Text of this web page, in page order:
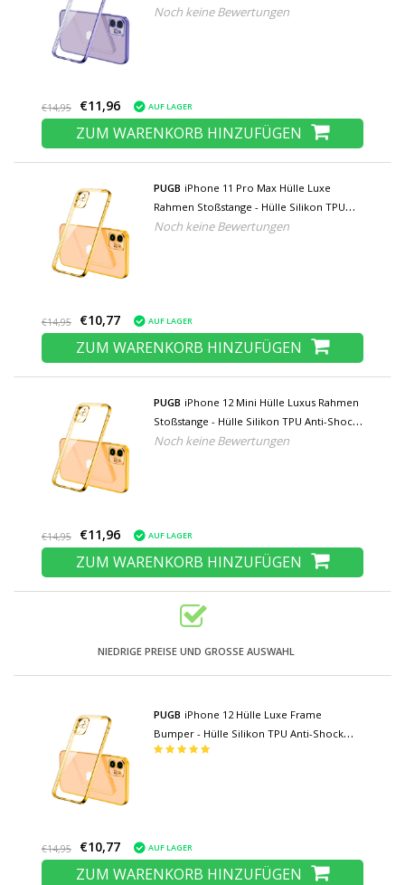
Lila
Noch keine Bewertungen
€14,95 €11,96 AUF LAGER
ZUM WARENKORB HINZUFÜGEN
PUGB iPhone 11 Pro Max Hülle Luxe
Rahmen Stoßstange - Hülle Silikon TPU
Anti-Shock Grün
Noch keine Bewertungen
€14,95 €10,77 AUF LAGER
ZUM WARENKORB HINZUFÜGEN
PUGB iPhone 12 Mini Hülle Luxus Rahmen
Stoßstange - Hülle Silikon TPU Anti-Shock
Grün
Noch keine Bewertungen
€14,95 €11,96 AUF LAGER
ZUM WARENKORB HINZUFÜGEN
NIEDRIGE PREISE UND GROSSE AUSWAHL
PUGB iPhone 12 Hülle Luxe Frame
Bumper - Hülle Silikon TPU Anti-Shock
Gold
€14,95 €10,77 AUF LAGER
ZUM WARENKORB HINZUFÜGEN